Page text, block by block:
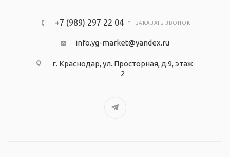
+7 (989) 297 22 04 ЗАКАЗАТЬ ЗВОНОК
info.yg-market@yandex.ru
г. Краснодар, ул. Просторная, д.9, этаж
2